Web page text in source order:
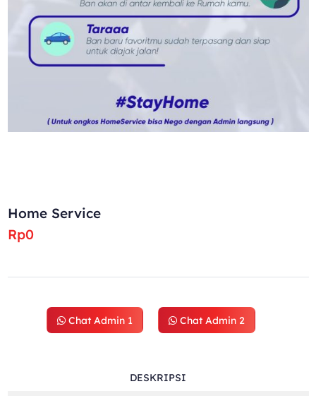
Home Service
Rp0
Chat Admin 1 Chat Admin 2
DESKRIPSI